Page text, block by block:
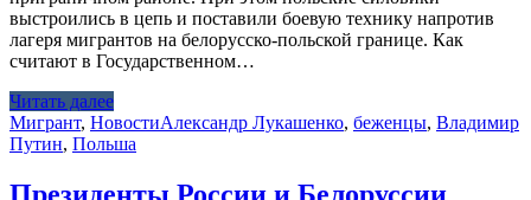
выстроились в цепь и поставили боевую технику напротив
лагеря мигрантов на белорусско-польской границе. Как
считают в Государственном…
Читать далее
Мигрант, НовостиАлександр Лукашенко, беженцы, Владимир
Путин, Польша